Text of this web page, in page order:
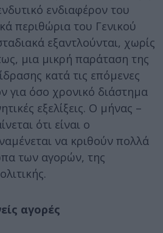
ενδιαφέρον του
περιθώρια του Γενικού
εξαντλούνται, χωρίς
μια μικρή παράταση της
κατά τις επόμενες
για όσο χρονικό διάστημα
εξελίξεις. Ο μήνας –
ότι είναι ο
να κριθούν πολλά
των αγορών, της
αγορές